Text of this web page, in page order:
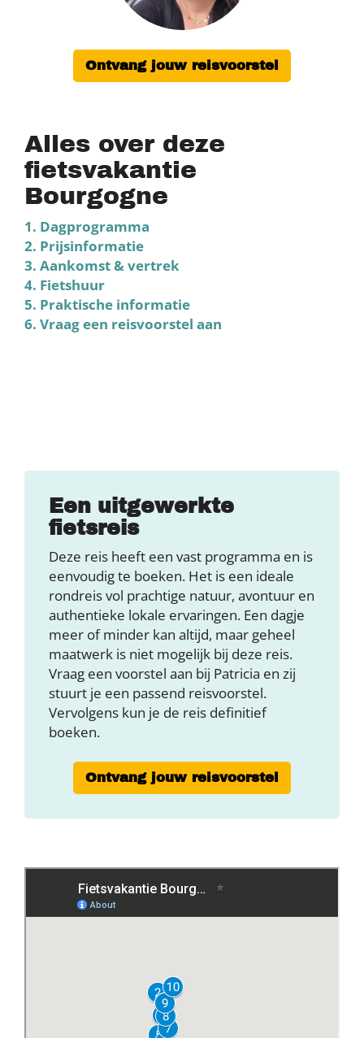
Ontvang jouw reisvoorstel
Alles over deze
fietsvakantie
Bourgogne
1. Dagprogramma
2. Prijsinformatie
3. Aankomst & vertrek
4. Fietshuur
5. Praktische informatie
6. Vraag een reisvoorstel aan
Een uitgewerkte
fietsreis
Deze reis heeft een vast programma en is
eenvoudig te boeken. Het is een ideale
rondreis vol prachtige natuur, avontuur en
authentieke lokale ervaringen. Een dagje
meer of minder kan altijd, maar geheel
maatwerk is niet mogelijk bij deze reis.
Vraag een voorstel aan bij Patricia en zij
stuurt je een passend reisvoorstel.
Vervolgens kun je de reis definitief
boeken.
Ontvang jouw reisvoorstel